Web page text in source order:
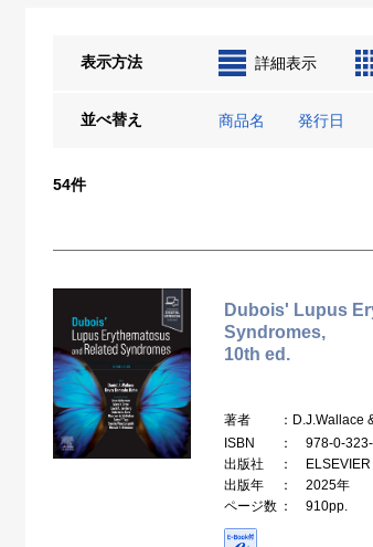
表示方法 詳細表示
並べ替え 商品名 発行日
54件
Dubois' Lupus
Syndromes,
10th ed.
著者
：D.J.Wallace
ISBN
： 978-0-
出版社
： ELSEVIER
出版年
： 2025年
ページ数 ： 910pp.